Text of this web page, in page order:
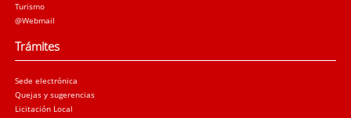
Turismo
@Webmail
Trámites
Sede electrónica
Quejas y sugerencias
Licitación Local